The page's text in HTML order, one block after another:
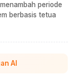
periode
berbasis tetua
AI